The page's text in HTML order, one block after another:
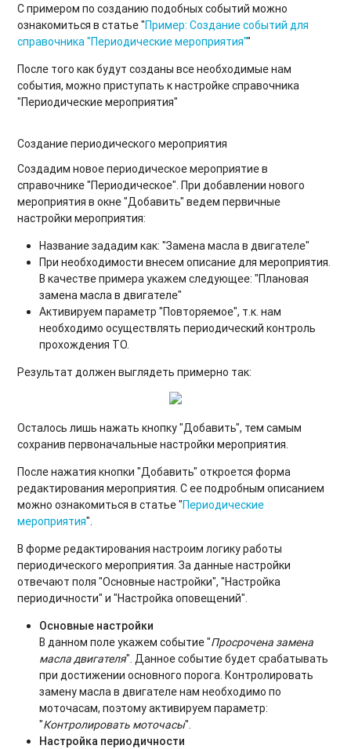
С примером по созданию подобных событий можно
ознакомиться в статье "Пример: Создание событий для
справочника "Периодические мероприятия""
После того как будут созданы все необходимые нам
события, можно приступать к настройке справочника
"Периодические мероприятия"
Создание периодического мероприятия
Создадим новое периодическое мероприятие в
справочнике "Периодическое". При добавлении нового
мероприятия в окне "Добавить" ведем первичные
настройки мероприятия:
Название зададим как: "Замена масла в двигателе"
При необходимости внесем описание для мероприятия.
В качестве примера укажем следующее: "Плановая
замена масла в двигателе"
Активируем параметр "Повторяемое", т.к. нам
необходимо осуществлять периодический контроль
прохождения ТО.
Результат должен выглядеть примерно так:
Осталось лишь нажать кнопку "Добавить", тем самым
сохранив первоначальные настройки мероприятия.
После нажатия кнопки "Добавить" откроется форма
редактирования мероприятия. С ее подробным описанием
можно ознакомиться в статье "Периодические
мероприятия".
В форме редактирования настроим логику работы
периодического мероприятия. За данные настройки
отвечают поля "Основные настройки", "Настройка
периодичности" и "Настройка оповещений".
Основные настройки
В данном поле укажем событие "Просрочена замена
масла двигателя". Данное событие будет срабатывать
при достижении основного порога. Контролировать
замену масла в двигателе нам необходимо по
моточасам, поэтому активируем параметр:
"Контролировать моточасы".
Настройка периодичности